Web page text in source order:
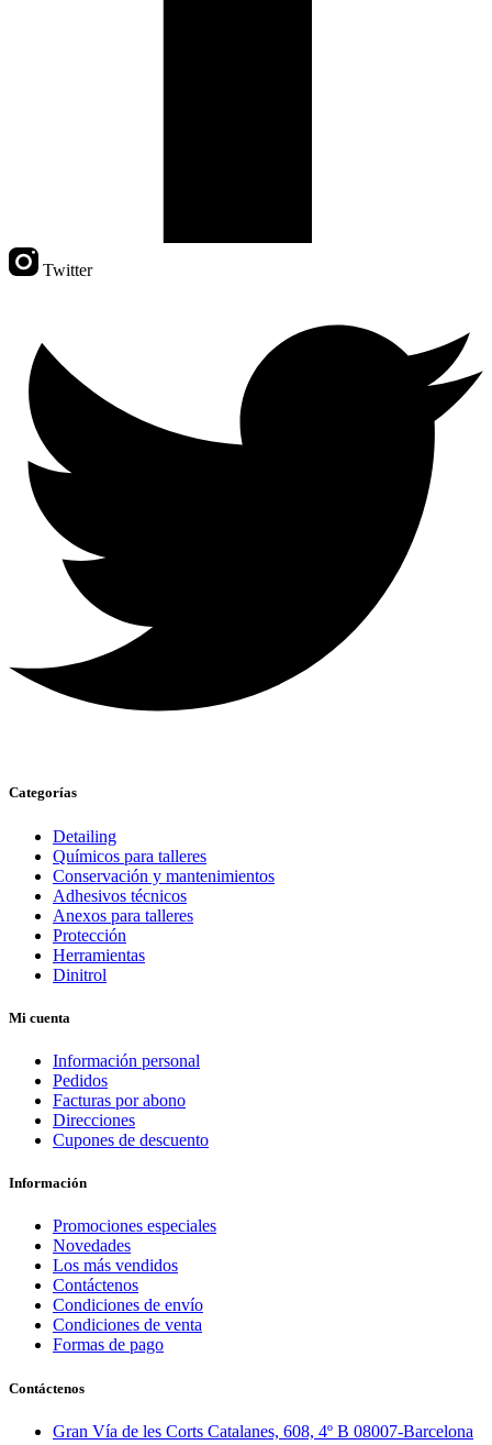
Twitter
Categorías
Detailing
Químicos para talleres
Conservación y mantenimientos
Adhesivos técnicos
Anexos para talleres
Protección
Herramientas
Dinitrol
Mi cuenta
Información personal
Pedidos
Facturas por abono
Direcciones
Cupones de descuento
Información
Promociones especiales
Novedades
Los más vendidos
Contáctenos
Condiciones de envío
Condiciones de venta
Formas de pago
Contáctenos
Gran Vía de les Corts Catalanes, 608, 4º B 08007-Barcelona